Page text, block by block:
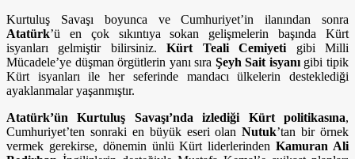
Kurtuluş Savaşı boyunca ve Cumhuriyet’in ilanından sonra
Atatürk’ü en çok sıkıntıya sokan gelişmelerin başında Kürt
isyanları gelmiştir bilirsiniz.Kürt Teali Cemiyeti gibi Milli
Mücadele’ye düşman örgütlerin yanı sıra Şeyh Sait isyanıgibi tipik
Kürt isyanları ile her seferinde mandacı ülkelerin desteklediği
ayaklanmalar yaşanmıştır.
Atatürk’ün Kurtuluş Savaşı’nda izlediği Kürt politikasına,
Cumhuriyet’ten sonraki en büyük eseri olanNutuk’tan bir örnek
vermek gerekirse, dönemin ünlü Kürt liderlerindenKamuran Ali